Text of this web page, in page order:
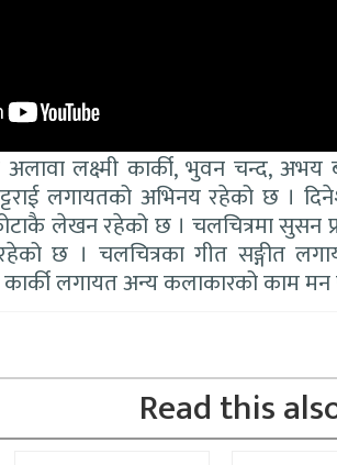
अलावा लक्ष्मी कार्की, भुवन चन्द,
लगायतको अभिनय रहेको छ ।
लेखन रहेको छ । चलचित्रमा सुसन
छ । चलचित्रका गीत सङ्गीत
लगायत अन्य कलाकारको काम मन
Read this